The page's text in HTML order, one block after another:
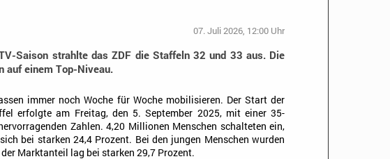
07. Juli 2026, 12:00 Uhr
Saison strahlte das ZDF die Staffeln 32 und 33 aus. Die
auf einem Top-Niveau.
immer noch Woche für Woche mobilisieren. Der Start der
erfolgte am Freitag, den 5. September 2025, mit einer 35-
Zahlen. 4,20 Millionen Menschen schalteten ein,
bei starken 24,4 Prozent. Bei den jungen Menschen wurden
Marktanteil lag bei starken 29,7 Prozent.